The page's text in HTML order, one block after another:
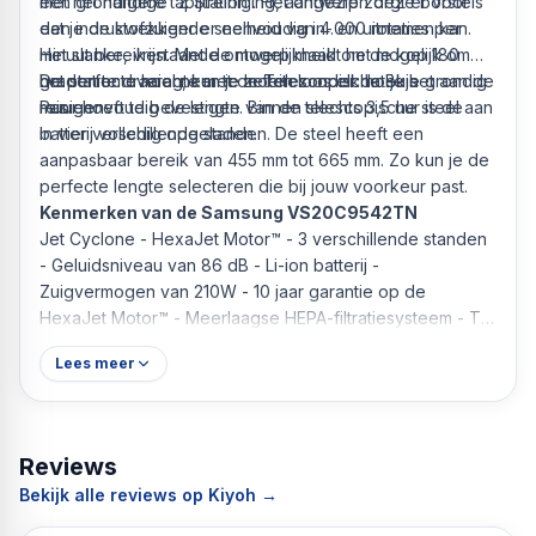
een indrukwekkende snelheid van 4.000 rotaties per
minuut bereiken. Met de mogelijkheid om de kop 180
graden te draaien, kun je moeiteloos elk hoekje grondig
reinigen.
dat je de stofzuiger er eenvoudig in- en uitnemen kan.
Het slanke, vrijstaande ontwerp maakt het mogelijk om
het station overal neer te zetten zonder dat je het aan de
muur hoeft te bevestigen. Binnen slechts 3,5 uur is de
batterij volledig opgeladen.
De perfecte hoogte met de Telescopische Buis
Pas eenvoudig de lengte van de telescopische steel aan
in vier verschillende standen. De steel heeft een
aanpasbaar bereik van 455 mm tot 665 mm. Zo kun je de
perfecte lengte selecteren die bij jouw voorkeur past.
Kenmerken van de Samsung VS20C9542TN
Jet Cyclone - HexaJet Motor™ - 3 verschillende standen
- Geluidsniveau van 86 dB - Li-ion batterij -
Zuigvermogen van 210W - 10 jaar garantie op de
HexaJet Motor™ - Meerlaagse HEPA-filtratiesysteem - Tot
60 minuten stofzuigen - Telescopische Buis - Inclusief
Jet Dual Brush, Pet Tool+ - Z station
Lees meer
Reviews
Bekijk alle reviews op Kiyoh →